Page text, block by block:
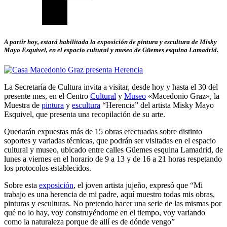
A partir hoy, estará habilitada la exposición de pintura y escultura de Misky
Mayo Esquivel, en el espacio cultural y museo de Güemes esquina Lamadrid.
La Secretaría de Cultura invita a visitar, desde hoy y hasta el 30 del
presente mes, en el Centro Cultural y Museo «Macedonio Graz», la
Muestra de pintura y escultura “Herencia” del artista Misky Mayo
Esquivel, que presenta una recopilación de su arte.
Quedarán expuestas más de 15 obras efectuadas sobre distinto
soportes y variadas técnicas, que podrán ser visitadas en el espacio
cultural y museo, ubicado entre calles Güemes esquina Lamadrid, de
lunes a viernes en el horario de 9 a 13 y de 16 a 21 horas respetando
los protocolos establecidos.
Sobre esta exposición, el joven artista jujeño, expresó que “Mi
trabajo es una herencia de mi padre, aquí muestro todas mis obras,
pinturas y esculturas. No pretendo hacer una serie de las mismas por
qué no lo hay, voy construyéndome en el tiempo, voy variando
como la naturaleza porque de allí es de dónde vengo”